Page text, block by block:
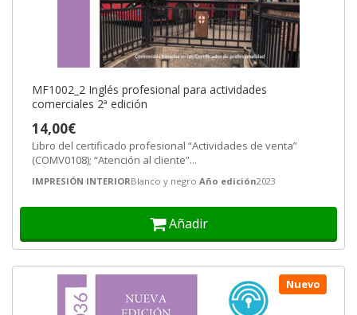
MF1002_2 Inglés profesional para actividades
comerciales 2ª edición
14,00€
Libro del certificado profesional “Actividades de venta”
(COMV0108); “Atención al cliente”...
IMPRESIÓN INTERIORBlanco y negro Año edición2023
Añadir
Nuevo